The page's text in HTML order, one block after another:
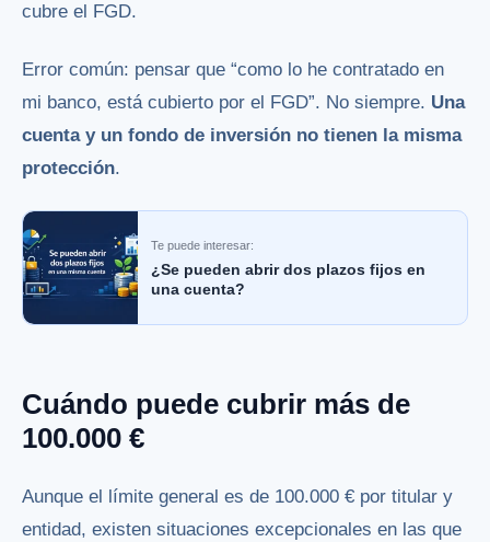
cubre el FGD.
Error común: pensar que “como lo he contratado en
mi banco, está cubierto por el FGD”. No siempre. Una
cuenta y un fondo de inversión no tienen la misma
protección.
Te puede interesar:
¿Se pueden abrir dos plazos fijos en
una cuenta?
Cuándo puede cubrir más de
100.000 €
Aunque el límite general es de 100.000 € por titular y
entidad, existen situaciones excepcionales en las que